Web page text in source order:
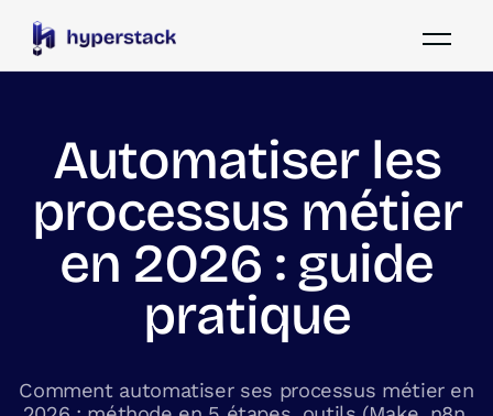
Automatiser les
processus métier
en 2026 : guide
pratique
Comment automatiser ses processus métier en